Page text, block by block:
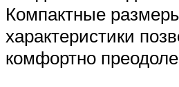
Компактные
характеристики
комфортно